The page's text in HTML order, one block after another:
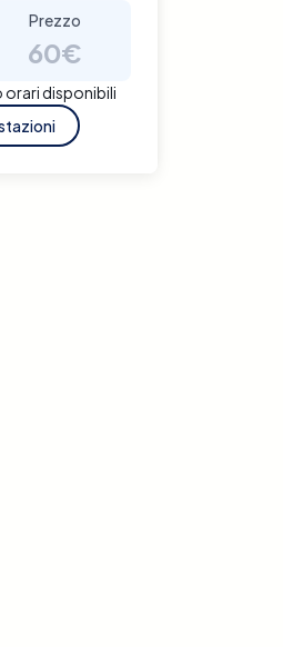
Prezzo
60€
orari disponibili